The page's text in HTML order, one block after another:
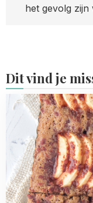
het gevolg zijn
Dit vind je
Read
Appelplaatcake
kaneel